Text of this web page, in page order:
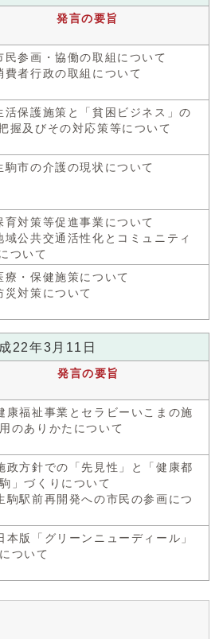
発言の要旨
参画・協働の取組について
者行政の取組について
保護施策と「貧困ビジネス」の
握及びその対応策等について
市の介護の現状について
対策等促進事業について
公共交通活性化とコミュニティ
ついて
・保健施策について
対策について
22年3月11日
発言の要旨
福祉事業とセラビーいこまの施
のありかたについて
方針での「先見性」と「健康都
」づくりについて
駅前再開発への市民の参画につ
版「グリーンニューディール」
ついて